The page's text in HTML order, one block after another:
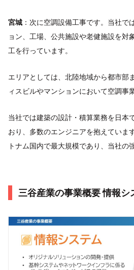
宮城 ：次に空調設備工事です。当社で
ョン、工場、公共施設や老健施設を対
工を行っています。
エリアとしては、北陸地域から都市部
ィスビルやマンションにおいて空調事
当社では建築の設計・積算業務を日本
おり、多数のエンジニアを抱えていま
トナム国内で最大規模であり、当社の
三谷産業の事業概要 情報シ